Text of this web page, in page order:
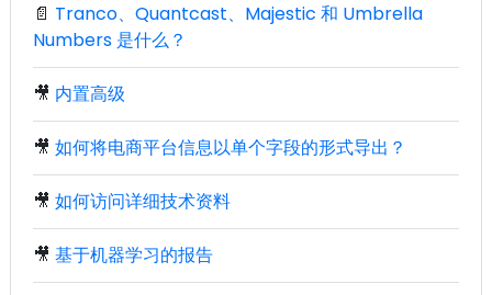
📄 Tranco、Quantcast、Majestic 和 Umbrella
Numbers 是什么？
🎥 内置高级
🎥 如何将电商平台信息以单个字段的形式导出？
🎥 如何访问详细技术资料
🎥 基于机器学习的报告